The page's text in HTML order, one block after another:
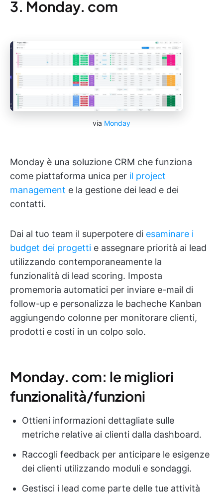
3. Monday. com
via Monday
Monday è una soluzione CRM che funziona
come piattaforma unica per il project
management e la gestione dei lead e dei
contatti.
Dai al tuo team il superpotere di esaminare i
budget dei progetti e assegnare priorità ai lead
utilizzando contemporaneamente la
funzionalità di lead scoring. Imposta
promemoria automatici per inviare e-mail di
follow-up e personalizza le bacheche Kanban
aggiungendo colonne per monitorare clienti,
prodotti e costi in un colpo solo.
Monday. com: le migliori
funzionalità/funzioni
Ottieni informazioni dettagliate sulle
metriche relative ai clienti dalla dashboard.
Raccogli feedback per anticipare le esigenze
dei clienti utilizzando moduli e sondaggi.
Gestisci i lead come parte delle tue attività